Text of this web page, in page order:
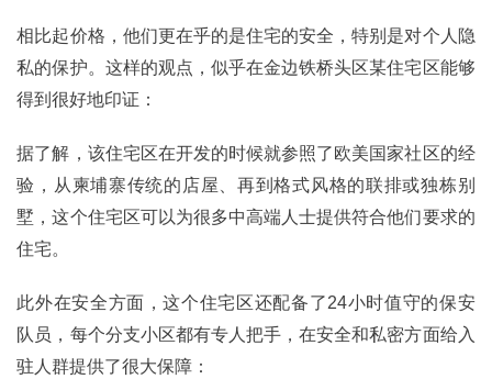
相比起价格，他们更在乎的是住宅的安全，特别是对个人隐
私的保护。这样的观点，似乎在金边铁桥头区某住宅区能够
得到很好地印证：
据了解，该住宅区在开发的时候就参照了欧美国家社区的经
验，从柬埔寨传统的店屋、再到格式风格的联排或独栋别
墅，这个住宅区可以为很多中高端人士提供符合他们要求的
住宅。
此外在安全方面，这个住宅区还配备了24小时值守的保安
队员，每个分支小区都有专人把手，在安全和私密方面给入
驻人群提供了很大保障：